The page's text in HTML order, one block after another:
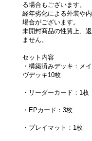
る場合もございます。
経年劣化による外装や
場合がございます。
未開封商品の性質上、
ません。
セット内容
・構築済みデッキ：メ
ヴデッキ10枚
・リーダーカード：1枚
・EPカード：3枚
・プレイマット：1枚